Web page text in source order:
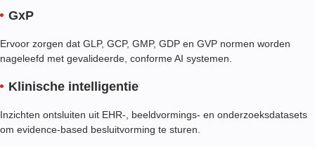
GxP
Ervoor zorgen dat GLP, GCP, GMP, GDP en GVP normen worden
nageleefd met gevalideerde, conforme AI systemen.
Klinische intelligentie
Inzichten ontsluiten uit EHR-, beeldvormings- en onderzoeksdatasets
om evidence-based besluitvorming te sturen.